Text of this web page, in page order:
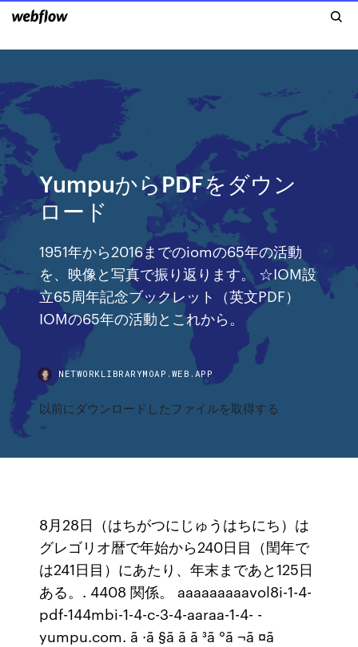
YumpuからPDFをダウン
ロード
1951年から2016までのiomの65年の活動
を、映像と写真で振り返ります。 ☆IOM設
立65周年記念ブックレット（英文PDF）
IOMの65年の活動とこれから。
NETWORKLIBRARYMOAP.WEB.APP
以前にダウンロードしたファイルを取得する
8月28日（はちがつにじゅうはちにち）は
グレゴリオ暦で年始から240日目（閏年で
は241日目）にあたり、年末まであと125日
ある。. 4408 関係。 aaaaaaaaavol8i-1-4-
pdf-144mbi-1-4-c-3-4-aaraa-1-4- -
yumpu.com. ã ·ã §ã ã ã ³ã °ã ¬ã ¤ã